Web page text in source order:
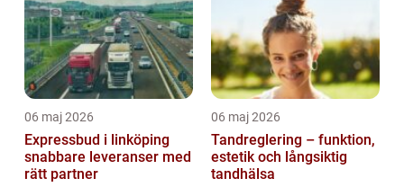
06 maj 2026
Expressbud i linköping
snabbare leveranser med
rätt partner
06 maj 2026
Tandreglering – funktion,
estetik och långsiktig
tandhälsa